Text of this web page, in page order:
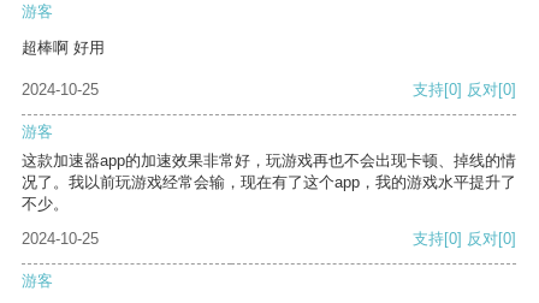
游客
超棒啊 好用
2024-10-25 支持[0] 反对[0]
游客
这款加速器app的加速效果非常好，玩游戏再也不会出现卡顿、掉线的情
况了。我以前玩游戏经常会输，现在有了这个app，我的游戏水平提升了
不少。
2024-10-25
支持[0] 反对[0]
游客